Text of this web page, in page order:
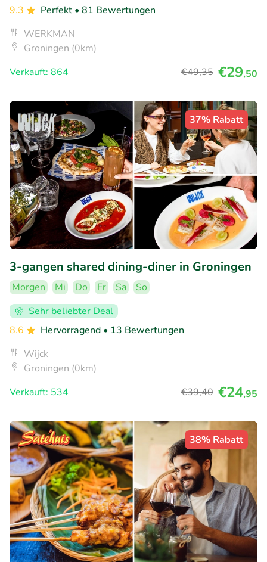
9.3
Perfekt • 81 Bewertungen
WERKMAN
Groningen (0km)
Verkauft: 864
€49,35 €29,50
37% Rabatt
3-gangen shared dining-diner in Groningen
Morgen Mi Do Fr Sa
So
Sehr beliebter Deal
8.6
Hervorragend • 13 Bewertungen
Wijck
Groningen (0km)
Verkauft: 534
€39,40 €24,95
38% Rabatt